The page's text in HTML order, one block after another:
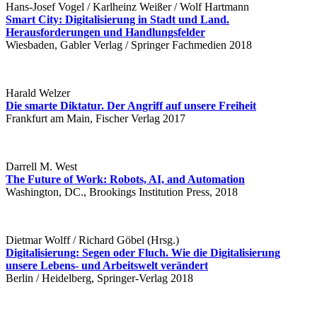
Hans-Josef Vogel / Karlheinz Weißer / Wolf Hartmann
Smart City: Digitalisierung in Stadt und Land.
Herausforderungen und Handlungsfelder
Wiesbaden, Gabler Verlag / Springer Fachmedien 2018
Harald Welzer
Die smarte Diktatur. Der Angriff auf unsere Freiheit
Frankfurt am Main, Fischer Verlag 2017
Darrell M. West
The Future of Work: Robots, AI, and Automation
Washington, DC., Brookings Institution Press, 2018
Dietmar Wolff / Richard Göbel (Hrsg.)
Digitalisierung: Segen oder Fluch. Wie die Digitalisierung
unsere Lebens- und Arbeitswelt verändert
Berlin / Heidelberg, Springer-Verlag 2018